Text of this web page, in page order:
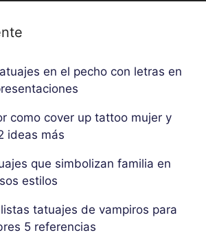
en el pecho con letras en
como cover up tattoo mujer y
ideas más
que simbolizan familia en
estilos
tatuajes de vampiros para
5 referencias